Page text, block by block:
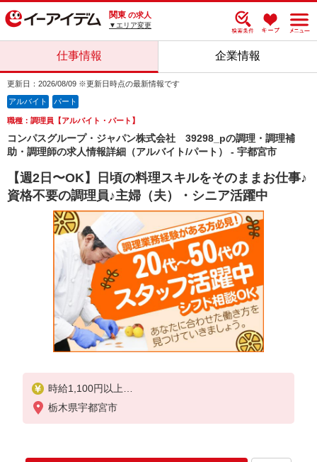
関東 の求人
▼エリア変更
仕事情報 企業情報
更新日：2026/08/09 ※更新日時点の最新情報です
アルバイト パート
職種：調理員【アルバイト・パート】
コンパスグループ・ジャパン株式会社 39298_pの調理・調理補
助・調理師の求人情報詳細（アルバイト/パート） - 宇都宮市
【週2日〜OK】日頃の料理スキルをそのままお仕事♪
資格不要の調理員♪主婦（夫）・シニア活躍中
時給1,100円以上
試用期間中 時給1,100円以上(試用期間2ヶ月)
ます。
栃木県宇都宮市